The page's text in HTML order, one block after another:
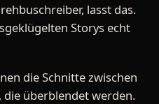
lasst das.
Storys echt
die Schnitte zwischen
die überblendet werden.